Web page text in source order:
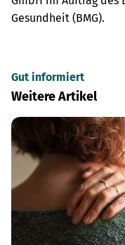
Gesundheit (BMG).
Gut informiert
Weitere Artikel